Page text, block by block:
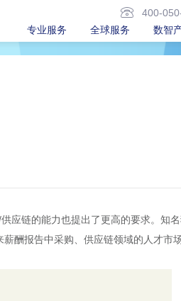
400-
专业服务
全球服务 数智
应链的能力也提出了更高的要求。知
酬报告中采购、供应链领域的人才市场